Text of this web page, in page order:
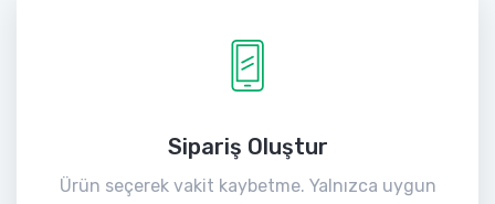
Sipariş Oluştur
Ürün seçerek vakit kaybetme. Yalnızca uygun